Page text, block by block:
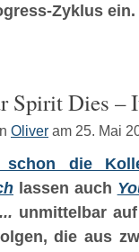
Zyklus ein.
Spirit Dies
Oliver am 25. Mai
schon die
lassen auch
unmittelbar
die aus